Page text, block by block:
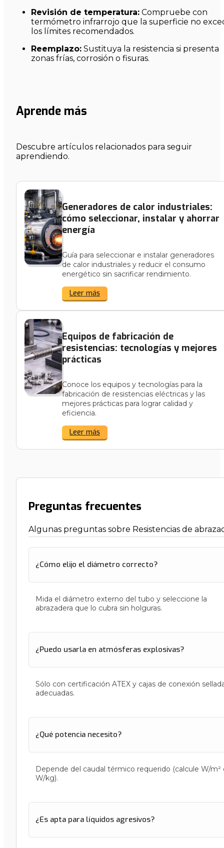
Revisión de temperatura: Compruebe con
termómetro infrarrojo que la superficie no
los límites recomendados.
Reemplazo: Sustituya la resistencia si presenta
zonas frías, corrosión o fisuras.
Aprende más
Descubre artículos relacionados para seguir
aprendiendo.
Generadores de calor industriales:
cómo seleccionar, instalar y ahorrar
energía
Guía para seleccionar e instalar generadores
de calor industriales y reducir el consumo
energético sin sacrificar rendimiento.
Leer más
Equipos de fabricación de
resistencias: tecnologías y mejores
prácticas
Conoce los equipos y tecnologías para la
fabricación de resistencias eléctricas y las
mejores prácticas para lograr calidad y
eficiencia.
Leer más
Preguntas frecuentes
Algunas preguntas sobre Resistencias de
¿Cómo elijo el diámetro correcto?
Mida el diámetro externo del tubo y seleccione la
abrazadera que lo cubra sin holguras.
¿Puedo usarla en atmósferas explosivas?
Sólo con certificación ATEX y cajas de conexión
adecuadas.
¿Qué potencia necesito?
Depende del caudal térmico requerido (calcule W/m²
W/kg).
¿Es apta para líquidos agresivos?